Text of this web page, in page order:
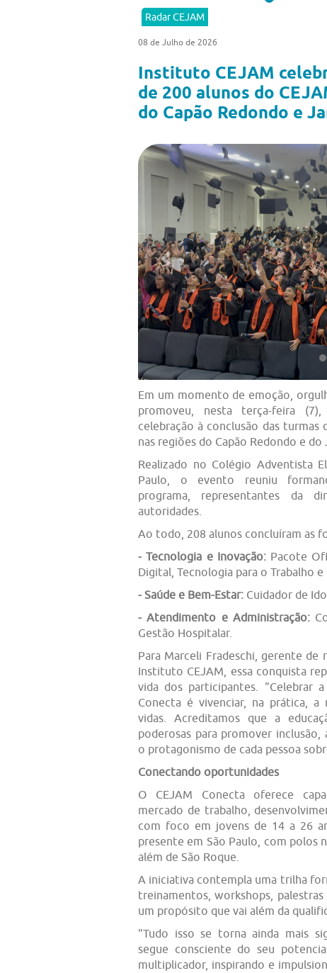
Radar CEJAM
08 de Julho de 2026
Instituto CEJAM
de 200 alunos do
do Capão Redondo e
Previous
Em um momento de emoção,
promoveu, nesta terça-feira
celebração à conclusão das turmas
nas regiões do Capão Redondo e do
Realizado no Colégio Adventista
Paulo, o evento reuniu
programa, representantes da
autoridades.
Ao todo, 208 alunos concluíram as
- Tecnologia e Inovação:Pacote
Digital, Tecnologia para o Trabalho
- Saúde e Bem-Estar:Cuidador de
- Atendimento e Administração:
Gestão Hospitalar.
Para Marceli Fradeschi, gerente de
Instituto CEJAM, essa conquista
vida dos participantes. "Celebrar
Conecta é vivenciar, na prática, a
vidas. Acreditamos que a
poderosas para promover
o protagonismo de cada pessoa
Conectando oportunidades
O CEJAM Conecta oferece
mercado de trabalho,
com foco em jovens de 14 a 26
presente em São Paulo, com polos
além de São Roque.
A iniciativa contempla uma trilha
treinamentos, workshops,
um propósito que vai além da
"Tudo isso se torna ainda mais
segue consciente do seu
multiplicador, inspirando e